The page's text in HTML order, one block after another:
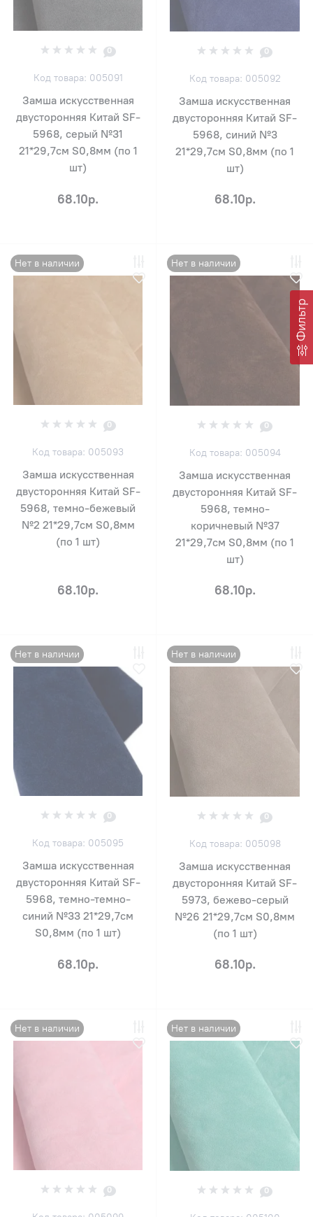
Фильтр
0
Код товара: 005091
Замша искусственная
двусторонняя Китай SF-
5968, серый №31
21*29,7см S0,8мм (по 1
шт)
68.10р.
0
Код товара: 005092
Замша искусственная
двусторонняя Китай SF-
5968, синий №3
21*29,7см S0,8мм (по 1
шт)
68.10р.
Нет в наличии
0
Код товара: 005093
Замша искусственная
двусторонняя Китай SF-
5968, темно-бежевый
№2 21*29,7см S0,8мм
(по 1 шт)
68.10р.
Нет в наличии
0
Код товара: 005094
Замша искусственная
двусторонняя Китай SF-
5968, темно-
коричневый №37
21*29,7см S0,8мм (по 1
шт)
68.10р.
Нет в наличии
0
Код товара: 005095
Замша искусственная
двусторонняя Китай SF-
5968, темно-темно-
синий №33 21*29,7см
S0,8мм (по 1 шт)
68.10р.
Нет в наличии
0
Код товара: 005098
Замша искусственная
двусторонняя Китай SF-
5973, бежево-серый
№26 21*29,7см S0,8мм
(по 1 шт)
68.10р.
Нет в наличии
0
Нет в наличии
0